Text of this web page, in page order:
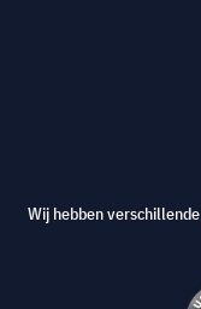
Wij hebben